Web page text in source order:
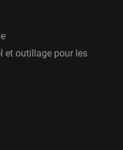
et outillage pour les